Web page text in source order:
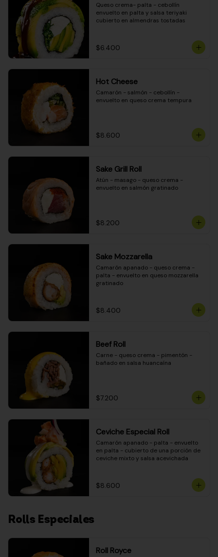
Queso crema- palta - cebollín
envuelto en palta y salsa teriyaki
cubierto en almendras tostadas
$6.400
Hot Cheese
Camarón - salmón - cebollín -
envuelto en queso crema tempura
$8.600
Sake Grill Roll
Atún - masago - queso crema -
envuelto en salmón gratinado
$8.200
Sake Mozzarella
Camarón apanado - queso crema -
palta - envuelto en queso mozzarella
gratinado
$8.400
Beef Roll
Carne - queso crema - pimentón -
bañado en salsa huancaína
$7.200
Ceviche Especial Roll
Camarón apanado - palta - envuelto
en palta - cubierto de una porción de
ceviche mixto y salsa acevichada
$8.600
Rolls Especiales
Roll Royce